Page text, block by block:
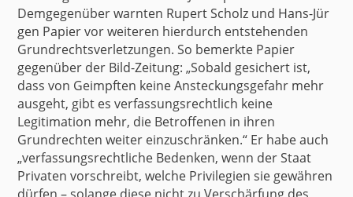
Demgegenüber warnten Rupert Scholz und Hans-Jür
gen Papiervor weiteren hierdurch entstehenden
Grundrechtsverletzungen. So bemerkte Papier
gegenüber der Bild-Zeitung: „Sobald gesichert ist,
dass von Geimpften keine Ansteckungsgefahr mehr
ausgeht, gibt es verfassungsrechtlich keine
Legitimation mehr, die Betroffenen in ihren
Grundrechten weiter einzuschränken.“ Er habe auch
„verfassungsrechtliche Bedenken, wenn der Staat
Privaten vorschreibt, welche Privilegien sie gewähren